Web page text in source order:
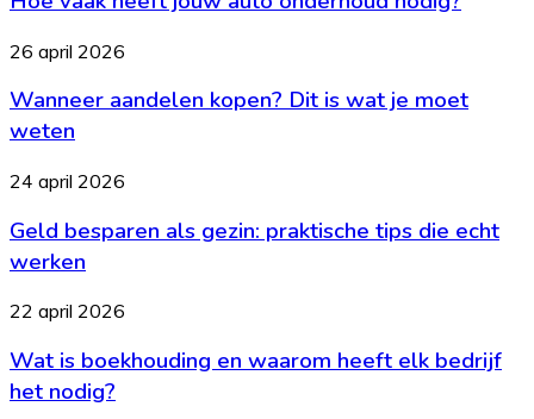
de
auto
onderhoud
nodig?
Wanneer
kopen?
is
je
weten
26 april 2026
Wanneer aandelen kopen? Dit is wat je moet
weten
Geld
als
gezin:
praktische
tips
die
echt
werken
24 april 2026
Geld besparen als gezin: praktische tips die echt
werken
Wat
boekhouding
en
waarom
22 april 2026
Wat is boekhouding en waarom heeft elk bedrijf
het nodig?